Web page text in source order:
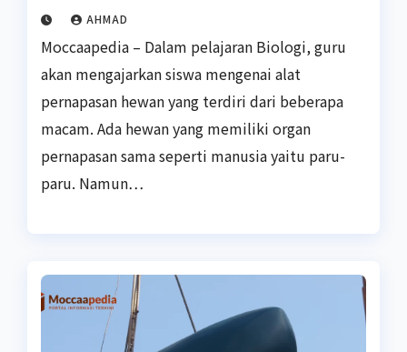
AHMAD
Moccaapedia – Dalam pelajaran Biologi, guru
akan mengajarkan siswa mengenai alat
pernapasan hewan yang terdiri dari beberapa
macam. Ada hewan yang memiliki organ
pernapasan sama seperti manusia yaitu paru-
paru. Namun…